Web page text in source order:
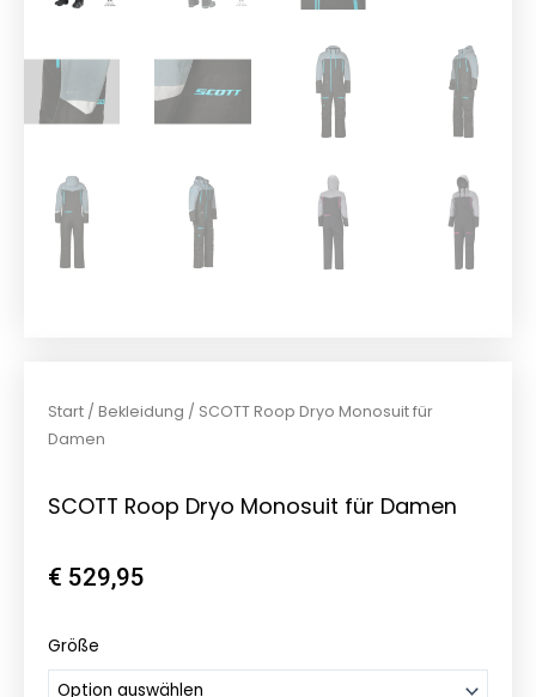
Start / Bekleidung / SCOTT Roop Dryo Monosuit für
Damen
SCOTT Roop Dryo Monosuit für Damen
€ 529,95
Größe
SCOTT
Roop